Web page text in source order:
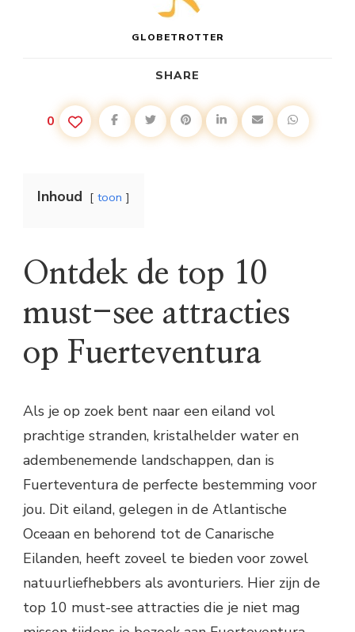
GLOBETROTTER
SHARE
0
Inhoud toon
Ontdek de top 10
must-see attracties
op Fuerteventura
Als je op zoek bent naar een eiland vol
prachtige stranden, kristalhelder water en
adembenemende landschappen, dan is
Fuerteventura de perfecte bestemming voor
jou. Dit eiland, gelegen in de Atlantische
Oceaan en behorend tot de Canarische
Eilanden, heeft zoveel te bieden voor zowel
natuurliefhebbers als avonturiers. Hier zijn de
top 10 must-see attracties die je niet mag